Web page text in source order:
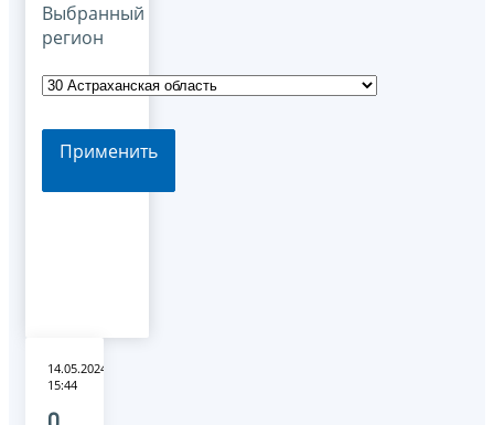
Выбранный
регион
Применить
14.05.2024
15:44